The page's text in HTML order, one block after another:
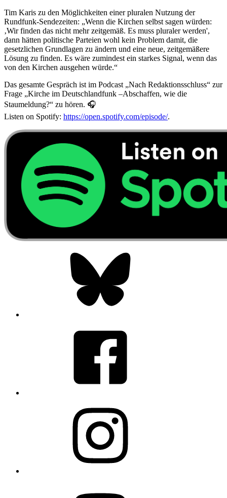
Tim Karis zu den Möglichkeiten einer pluralen Nutzung der
Rundfunk-Sendezeiten: „Wenn die Kirchen selbst sagen würden:
‚Wir finden das nicht mehr zeitgemäß. Es muss pluraler werden',
dann hätten politische Parteien wohl kein Problem damit, die
gesetzlichen Grundlagen zu ändern und eine neue, zeitgemäßere
Lösung zu finden. Es wäre zumindest ein starkes Signal, wenn das
von den Kirchen ausgehen würde.“
Das gesamte Gespräch ist im Podcast „Nach Redaktionsschluss“ zur
Frage „Kirche im Deutschlandfunk –Abschaffen, wie die
Staumeldung?“ zu hören. 🎧
Listen on Spotify: https://open.spotify.com/episode/.